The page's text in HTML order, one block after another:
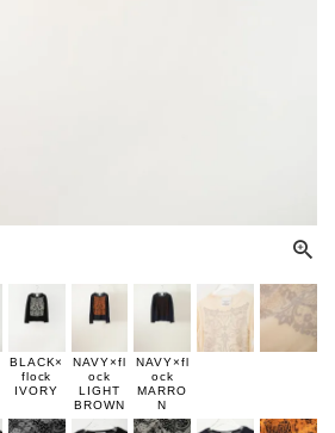
BLACK×
flock
IVORY
NAVY×fl
ock
LIGHT
BROWN
NAVY×fl
ock
MARRO
N